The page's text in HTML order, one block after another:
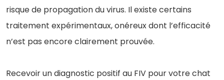
risque de propagation du virus. Il existe certains
traitement expérimentaux, onéreux dont l’efficacité
n’est pas encore clairement prouvée.
Recevoir un diagnostic positif au FIV pour votre chat